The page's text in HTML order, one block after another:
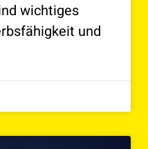
wichtiges
und